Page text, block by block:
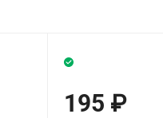
195 ₽